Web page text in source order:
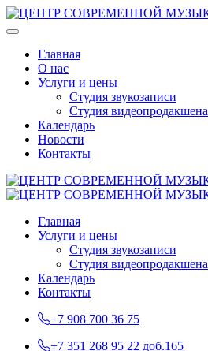
Главная
О нас
Услуги и цены
Студия звукозаписи
Студия видеопродакшена
Календарь
Новости
Контакты
Главная
Услуги и цены
Студия звукозаписи
Студия видеопродакшена
Календарь
Контакты
+7 908 700 36 75
+7 351 268 95 22 доб.165